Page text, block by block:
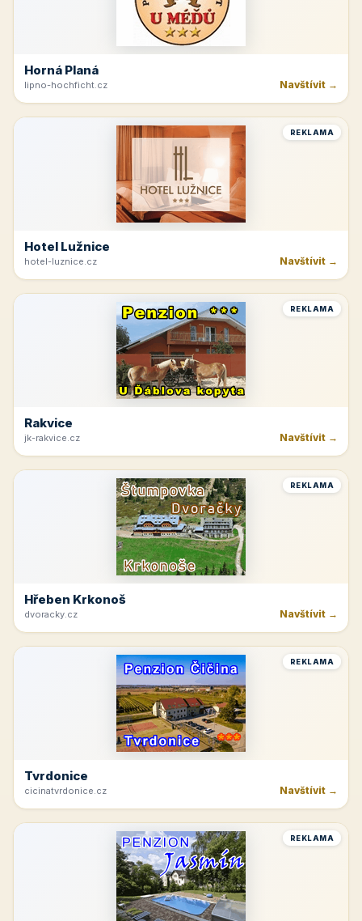
Horná Planá
lipno-hochficht.cz Navštívit →
REKLAMA
Hotel Lužnice
hotel-luznice.cz Navštívit →
REKLAMA
Rakvice
jk-rakvice.cz Navštívit →
REKLAMA
Hřeben Krkonoš
dvoracky.cz Navštívit →
REKLAMA
Tvrdonice
cicinatvrdonice.cz Navštívit →
REKLAMA